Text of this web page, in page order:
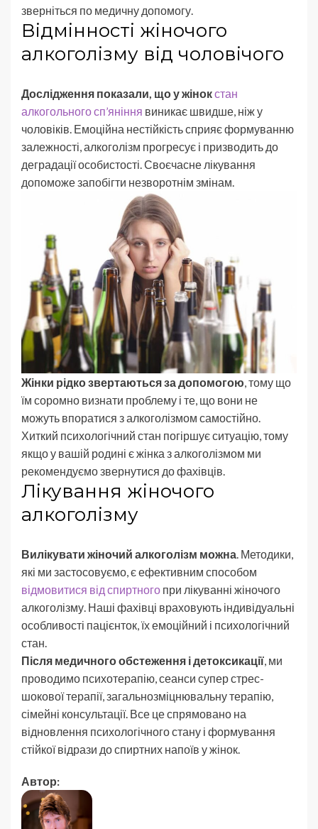
зверніться по медичну допомогу.
Відмінності жіночого
алкоголізму від чоловічого
Дослідження показали, що у жінокстан
алкогольного сп’яніння виникає швидше, ніж у
чоловіків. Емоційна нестійкість сприяє формуванню
залежності, алкоголізм прогресує і призводить до
деградації особистості. Своєчасне лікування
допоможе запобігти незворотнім змінам.
Жінки рідко звертаються за допомогою, тому що
їм соромно визнати проблему і те, що вони не
можуть впоратися з алкоголізмом самостійно.
Хиткий психологічний стан погіршує ситуацію, тому
якщо у вашій родині є жінка з алкоголізмом ми
рекомендуємо звернутися до фахівців.
Лікування жіночого
алкоголізму
Вилікувати жіночий алкоголізм можна. Методики,
які ми застосовуємо, є ефективним способом
відмовитися від спиртного при лікуванні жіночого
алкоголізму. Наші фахівці враховують індивідуальні
особливості пацієнток, їх емоційний і психологічний
стан.
Після медичного обстеження і детоксикації, ми
проводимо психотерапію, сеанси супер стрес-
шокової терапії, загальнозміцнювальну терапію,
сімейні консультації. Все це спрямовано на
відновлення психологічного стану і формування
стійкої відрази до спиртних напоїв у жінок.
Автор: